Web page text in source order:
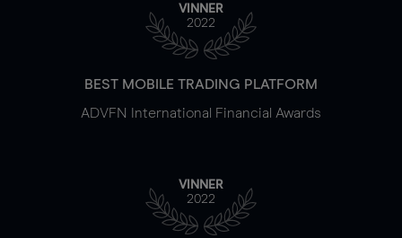
VINNER
2022
BEST MOBILE TRADING PLATFORM
ADVFN International Financial Awards
VINNER
2022